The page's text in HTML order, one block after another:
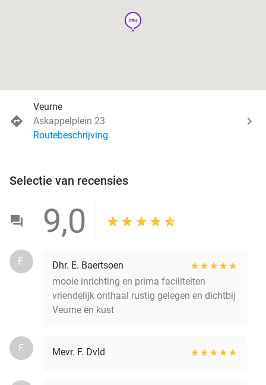
hotel
Veurne
Askappelplein 23
Routebeschrijving
Selectie van recensies
9,0
E.
Dhr. E. Baertsoen
mooie inrichting en prima faciliteiten
vriendelijk onthaal rustig gelegen en dichtbij
Veurne en kust
F. Mevr. F. Dvld